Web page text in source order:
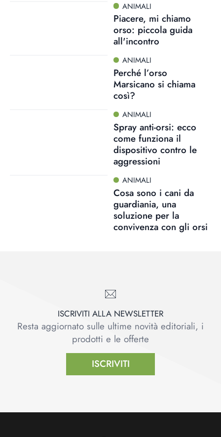
ANIMALI
Piacere, mi chiamo
orso: piccola guida
all'incontro
ANIMALI
Perché l’orso
Marsicano si chiama
così?
ANIMALI
Spray anti-orsi: ecco
come funziona il
dispositivo contro le
aggressioni
ANIMALI
Cosa sono i cani da
guardiania, una
soluzione per la
convivenza con gli orsi
ISCRIVITI ALLA NEWSLETTER
Resta aggiornato sulle ultime novità editoriali, i
prodotti e le offerte
ISCRIVITI